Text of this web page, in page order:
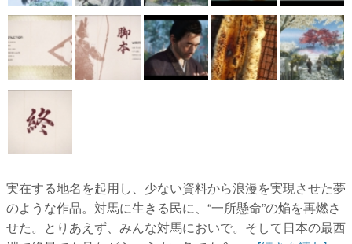
実在する地名を起用し、少ない資料から浪漫を実現させた夢
のような作品。対馬に生きる民に、“一所懸命”の焔を再燃さ
せた。とりあえず、みんな対馬においで。そして日本の最西